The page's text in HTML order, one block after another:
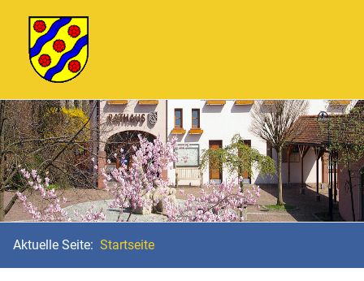
Aktuelle Seite: Startseite